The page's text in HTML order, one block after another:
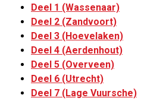
Deel 1 (Wassenaar)
Deel 2 (Zandvoort)
Deel 3 (Hoevelaken)
Deel 4 (Aerdenhout)
Deel 5 (Overveen)
Deel 6 (Utrecht)
Deel 7 (Lage Vuursche)